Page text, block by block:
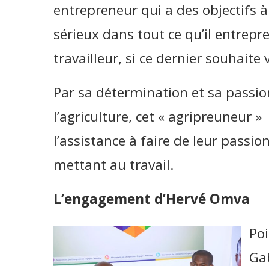
entrepreneur qui a des objectifs
sérieux dans tout ce qu’il
travailleur, si ce dernier
Par sa détermination et sa
l’agriculture, cet « agripreuneur
l’assistance à faire de leur
mettant au travail.
L’engagement d’Hervé Omva